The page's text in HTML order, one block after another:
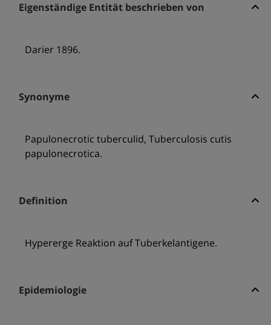
Eigenständige Entität beschrieben von
Darier 1896.
Synonyme
Papulonecrotic tuberculid, Tuberculosis cutis
papulonecrotica.
Definition
Hypererge Reaktion auf Tuberkelantigene.
Epidemiologie